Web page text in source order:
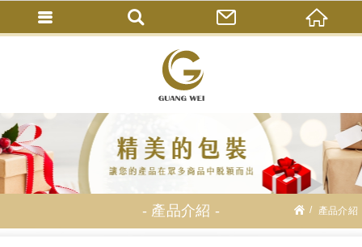
產品介紹 產品介紹